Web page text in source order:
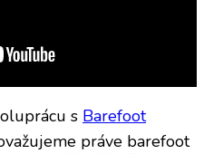
s Barefoot
práve barefoot